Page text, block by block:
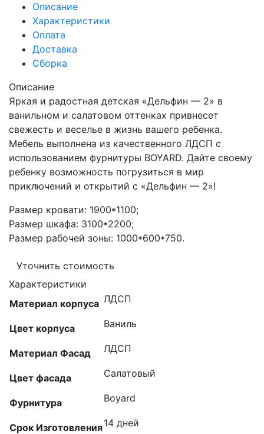
Описание
Характеристики
Оплата
Доставка
Сборка
Описание
Яркая и радостная детская «Дельфин — 2» в
ванильном и салатовом оттенках привнесет
свежесть и веселье в жизнь вашего ребенка.
Мебель выполнена из качественного ЛДСП с
использованием фурнитуры BOYARD. Дайте своему
ребенку возможность погрузиться в мир
приключений и открытий с «Дельфин — 2»!
Размер кровати: 1900*1100;
Размер шкафа: 3100*2200;
Размер рабочей зоны: 1000*600*750.
Уточнить стоимость
Характеристики
Материал корпуса ЛДСП
Цвет корпуса Ваниль
Материал Фасад ЛДСП
Цвет фасада Салатовый
Фурнитура Boyard
Срок Изготовления14 дней